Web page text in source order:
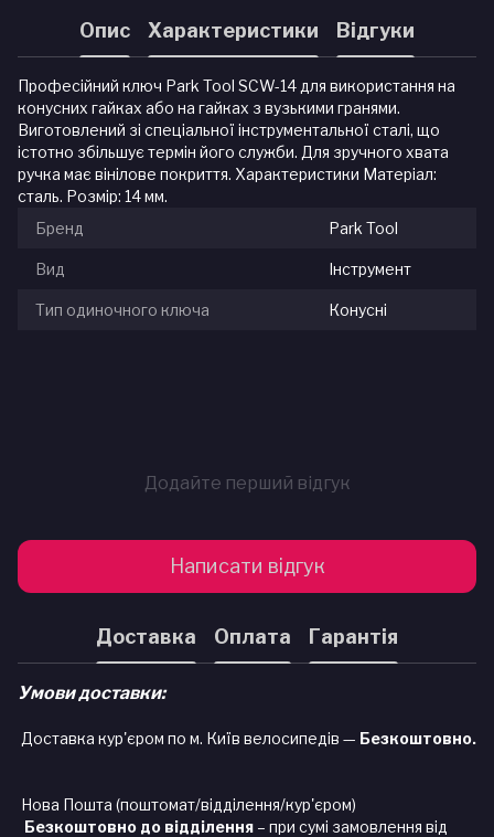
Опис Характеристики Відгуки
Професійний ключ Park Tool SCW-14 для використання на
конусних гайках або на гайках з вузькими гранями.
Виготовлений зі спеціальної інструментальної сталі, що
істотно збільшує термін його служби. Для зручного хвата
ручка має вінілове покриття. Характеристики Матеріал:
сталь. Розмір: 14 мм.
Бренд
Park Tool
Вид Інструмент
Тип одиночного ключа Конусні
Додайте перший відгук
Написати відгук
Доставка Оплата Гарантія
Умови доставки:
Доставка кур'єром по м. Київ велосипедів — Безкоштовно.
Нова Пошта (поштомат/відділення/кур'єром)
Безкоштовно до відділення – при сумі замовлення від